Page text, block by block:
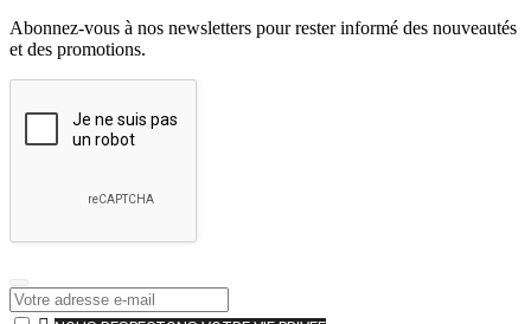
Abonnez-vous à nos newsletters pour rester informé des nouveautés
et des promotions.